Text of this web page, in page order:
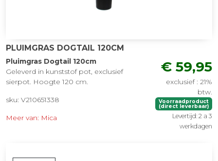
PLUIMGRAS DOGTAIL 120CM
Pluimgras Dogtail 120cm
Geleverd in kunststof pot, exclusief
sierpot. Hoogte 120 cm.
sku: V210651338
Meer van: Mica
€ 59,95
exclusief : 21%
btw.
Voorraadproduct
(direct leverbaar)
Levertijd: 2 a 3
werkdagen